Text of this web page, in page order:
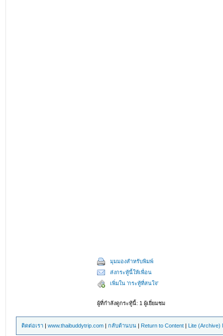
มุมมองสำหรับพิมพ์
ส่งกระทู้นี้ให้เพื่อน
เพิ่มใน 'กระทู้ที่สนใจ'
ผู้ที่กำลังดูกระทู้นี้: 1 ผู้เยี่ยมชม
ติดต่อเรา |www.thaibuddytrip.com |กลับด้านบน | Return to Content | Lite (Archive)